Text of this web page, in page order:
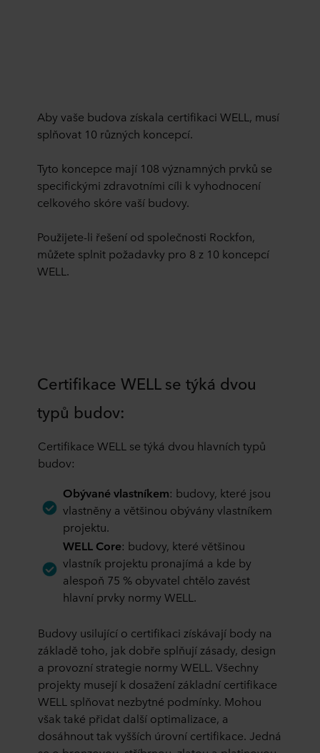
Aby vaše budova získala certifikaci WELL, musí
splňovat 10 různých koncepcí.
Tyto koncepce mají 108 významných prvků se
specifickými zdravotními cíli k vyhodnocení
celkového skóre vaší budovy.
Použijete-li řešení od společnosti Rockfon,
můžete splnit požadavky pro 8 z 10 koncepcí
WELL.
Certifikace WELL se týká dvou
typů budov:
Certifikace WELL se týká dvou hlavních typů
budov:
Obývané vlastníkem: budovy, které jsou
vlastněny a většinou obývány vlastníkem
projektu.
WELL Core: budovy, které většinou
vlastník projektu pronajímá a kde by
alespoň 75 % obyvatel chtělo zavést
hlavní prvky normy WELL.
Budovy usilující o certifikaci získávají body na
základě toho, jak dobře splňují zásady, design
a provozní strategie normy WELL. Všechny
projekty musejí k dosažení základní certifikace
WELL splňovat nezbytné podmínky. Mohou
však také přidat další optimalizace, a
dosáhnout tak vyšších úrovní certifikace. Jedná